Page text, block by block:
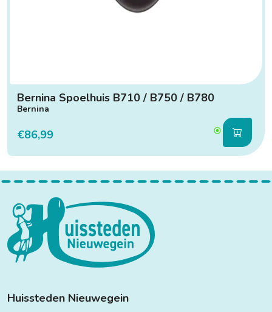
Bernina Spoelhuis B710 / B750 / B780
Bernina
€86,99
Huissteden Nieuwegein